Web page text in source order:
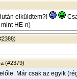
elküldtem?!
HE-n)
)
(#2379)
Már csak az egyik